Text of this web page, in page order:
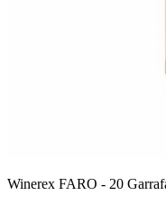
Winerex FARO - 20